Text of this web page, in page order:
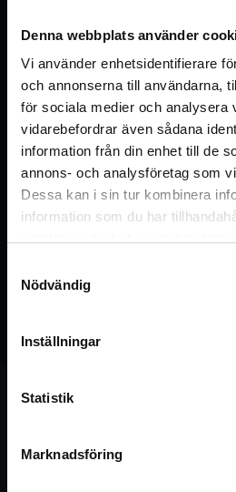
Denna webbplats använder
Vi använder enhetsidentifierare
och annonserna till användarna,
för sociala medier och analysera
vidarebefordrar även sådana
information från din enhet till de
annons- och analysföretag som
Dessa kan i sin tur kombinera
information som du har
Nödvändig
Inställningar
Statistik
Marknadsföring
Logga in /
75 min